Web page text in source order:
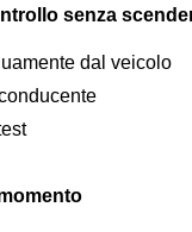
senza
dal veicolo